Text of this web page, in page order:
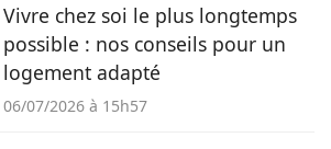
Vivre chez soi le plus longtemps
possible : nos conseils pour un
logement adapté
06/07/2026 à 15h57